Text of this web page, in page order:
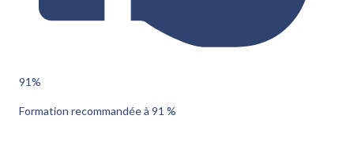
91%
Formation recommandée à 91 %